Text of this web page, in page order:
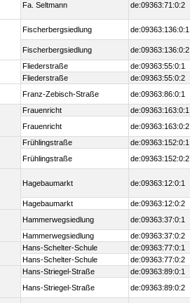
Fa. Seltmann de:09363:71:0:2
Fischerbergsiedlung de:09363:136:0:1
Fischerbergsiedlung de:09363:136:0:2
Fliederstraße de:09363:55:0:1
Fliederstraße
de:09363:55:0:2
Franz-Zebisch-Straße de:09363:86:0:1
Frauenricht de:09363:163:0:1
Frauenricht
de:09363:163:0:2
Frühlingstraße de:09363:152:0:1
Frühlingstraße
de:09363:152:0:2
Hagebaumarkt de:09363:12:0:1
Hagebaumarkt de:09363:12:0:2
Hammerwegsiedlung de:09363:37:0:1
Hammerwegsiedlung
de:09363:37:0:2
Hans-Schelter-Schule de:09363:77:0:1
Hans-Schelter-Schule
de:09363:77:0:2
Hans-Striegel-Straße de:09363:89:0:1
Hans-Striegel-Straße
de:09363:89:0:2